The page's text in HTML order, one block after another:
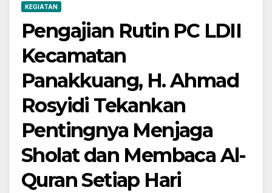
KEGIATAN
Pengajian Rutin PC LDII
Kecamatan
Panakkuang, H. Ahmad
Rosyidi Tekankan
Pentingnya Menjaga
Sholat dan Membaca Al-
Quran Setiap Hari